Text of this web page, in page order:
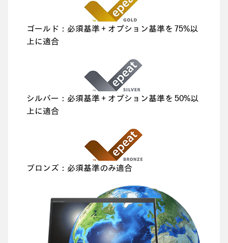
ゴールド：必須基準＋オプション基準を 75%以
上に適合
シルバー：必須基準＋オプション基準を 50%以
上に適合
ブロンズ：必須基準のみ適合